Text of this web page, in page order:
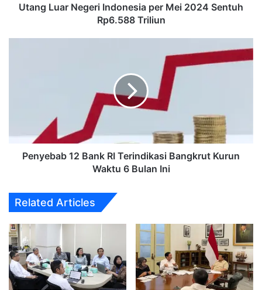
Triliun
Utang Luar Negeri Indonesia per Mei 2024 Sentuh
Rp6.588 Triliun
BulanPenyebab 12 Bank RI Terindikasi Bangkrut Kurun
Waktu 6 Bulan Ini
Related Articles